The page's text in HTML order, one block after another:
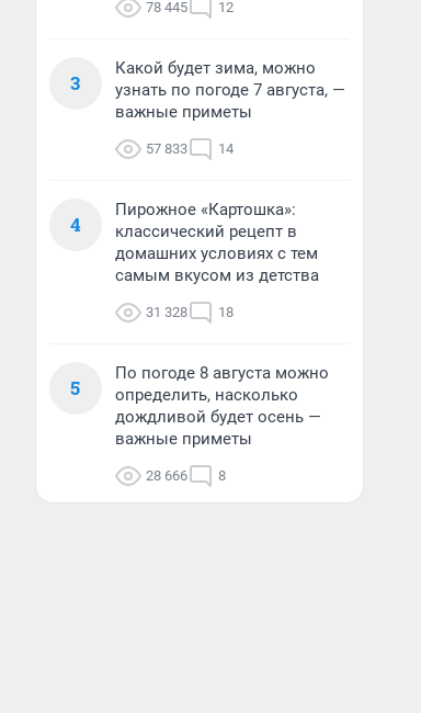
78 445 12
3
Какой будет зима, можно
узнать по погоде 7 августа, —
важные приметы
57 833 14
4
Пирожное «Картошка»:
классический рецепт в
домашних условиях с тем
самым вкусом из детства
31 328 18
5
По погоде 8 августа можно
определить, насколько
дождливой будет осень —
важные приметы
28 666 8